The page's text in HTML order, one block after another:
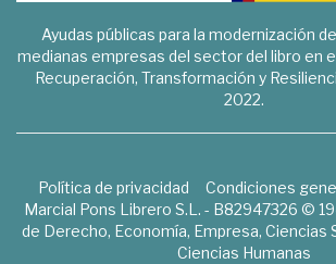
Ayudas públicas para la modernización
medianas empresas del sector del libro en
Recuperación, Transformación y
2022.
Política de privacidad Condiciones
Marcial Pons Librero S.L. - B82947326 ©
de Derecho, Economía, Empresa, Ciencias
Ciencias Humanas